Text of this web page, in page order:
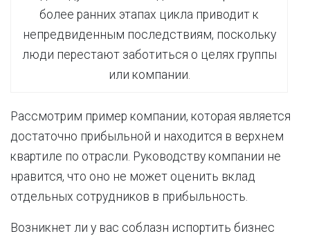
более ранних этапах цикла приводит к
непредвиденным последствиям, поскольку
люди перестают заботиться о целях группы
или компании.
Рассмотрим пример компании, которая является
достаточно прибыльной и находится в верхнем
квартиле по отрасли. Руководству компании не
нравится, что оно не может оценить вклад
отдельных сотрудников в прибыльность.
Возникнет ли у вас соблазн испортить бизнес